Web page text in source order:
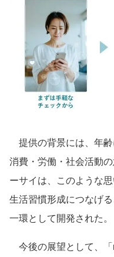
提供の背景には、年齢
消費・労働・社会活動
ーサイは、このような
生活習慣形成につなげ
一環として開発された。
今後の展望として、